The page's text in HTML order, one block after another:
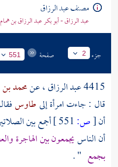
مصنف عبد الرزاق
عبد الرزاق - أبو بكر عبد الرزاق بن
جزء 2 صفحة 551
4415عبد الرزاق، عنمحمد
قال : جاءت امرأة إلىطاوس
أن[ص:
أجمع بين
أن الناسيجمعون بين الهاجرة
بجمع " .